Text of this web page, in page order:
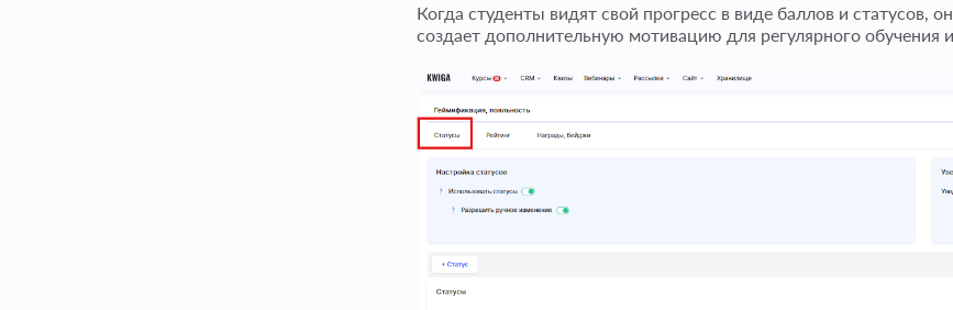
Когда студенты видят свой прогресс в виде баллов и статусов,
создает дополнительную мотивацию для регулярного обучения и